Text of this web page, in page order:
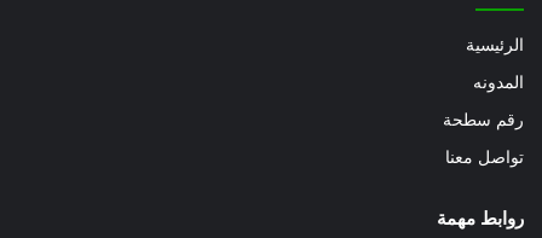
الرئيسية
المدونه
رقم سطحة
تواصل معنا
روابط مهمة